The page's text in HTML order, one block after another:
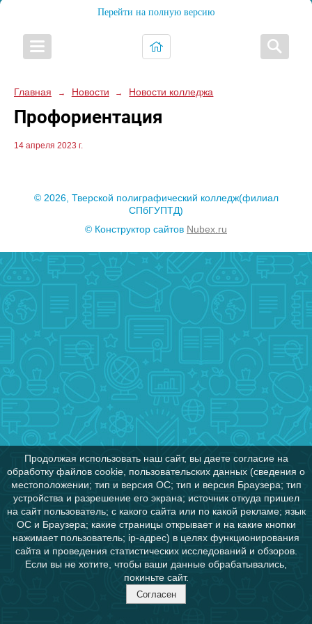
Перейти на полную версию
Главная → Новости → Новости колледжа
Профориентация
14 апреля 2023 г.
© 2026, Тверской полиграфический колледж(филиал
СПбГУПТД)
© Конструктор сайтов Nubex.ru
Продолжая использовать наш сайт, вы даете согласие на
обработку файлов cookie, пользовательских данных (сведения о
местоположении; тип и версия ОС; тип и версия Браузера; тип
устройства и разрешение его экрана; источник откуда пришел
на сайт пользователь; с какого сайта или по какой рекламе; язык
ОС и Браузера; какие страницы открывает и на какие кнопки
нажимает пользователь; ip-адрес) в целях функционирования
сайта и проведения статистических исследований и обзоров.
Если вы не хотите, чтобы ваши данные обрабатывались,
покиньте сайт.
Согласен